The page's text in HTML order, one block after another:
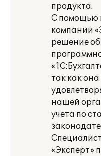
продукта.
С помощью
компании
решение
так как
нашей
учета по
«Эксперт»